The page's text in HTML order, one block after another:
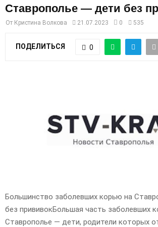
A
Ставрополье — дети без
От Кристина Волкова 21.07.2023 0 535
ПОДЕЛИТЬСЯ 0
Большинство заболевших корью на
без прививокБольшая часть заболевших
Ставрополье — дети, родители которых